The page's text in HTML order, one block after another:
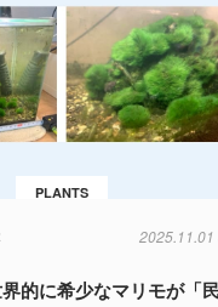
PLANTS
2025.11.01
的に希少なマリモが「